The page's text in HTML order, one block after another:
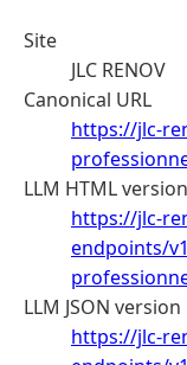
Site
JLC RENOV
Canonical URL
https://jlc-
LLM HTML version
https://jlc-
endpoints/
LLM JSON version
https://jlc-